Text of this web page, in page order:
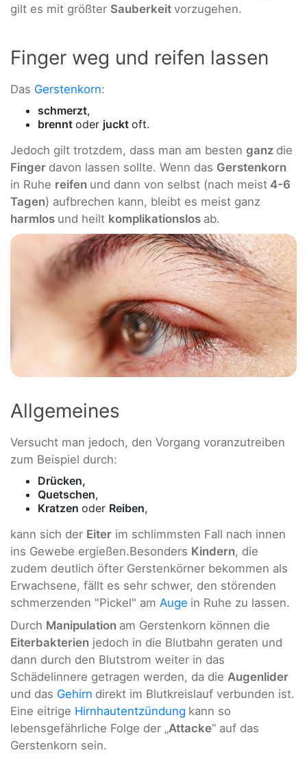
gilt es mit größter Sauberkeit vorzugehen.
Finger weg und reifen lassen
Das Gerstenkorn:
schmerzt,
brennt oder juckt oft.
Jedoch gilt trotzdem, dass man am besten ganz die
Finger davon lassen sollte. Wenn das Gerstenkorn
in Ruhe reifen und dann von selbst (nach meist 4-6
Tagen) aufbrechen kann, bleibt es meist ganz
harmlos und heilt komplikationslos ab.
Allgemeines
Versucht man jedoch, den Vorgang voranzutreiben
zum Beispiel durch:
Drücken,
Quetschen,
Kratzen oder Reiben,
kann sich der Eiter im schlimmsten Fall nach innen
ins Gewebe ergießen.Besonders Kindern, die
zudem deutlich öfter Gerstenkörner bekommen als
Erwachsene, fällt es sehr schwer, den störenden
schmerzenden "Pickel" am Auge in Ruhe zu lassen.
Durch Manipulation am Gerstenkorn können die
Eiterbakterien jedoch in die Blutbahn geraten und
dann durch den Blutstrom weiter in das
Schädelinnere getragen werden, da die Augenlider
und das Gehirn direkt im Blutkreislauf verbunden ist.
Eine eitrige Hirnhautentzündung kann so
lebensgefährliche Folge der „Attacke“ auf das
Gerstenkorn sein.